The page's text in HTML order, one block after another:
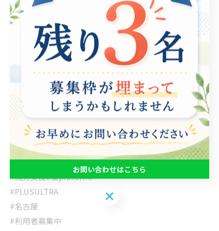
正しく使って、楽しく紫外線対策をしましょう！
#日焼け止め
#紫外線対策
#ノンケミカル
#紫外線吸収剤
#紫外線散乱材
#b型事業所
#就労継続支援b型
#就労支援b型plusultra
#PLUSULTRA
#名古屋
#利用者募集中
お問い合わせはこちら
お問い合わせはこちら